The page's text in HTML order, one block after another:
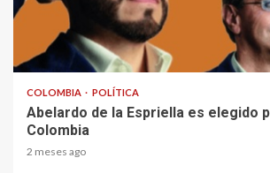
1 min read
COLOMBIA POLÍTICA
Abelardo de la Espriella es elegido
Colombia
2 meses ago